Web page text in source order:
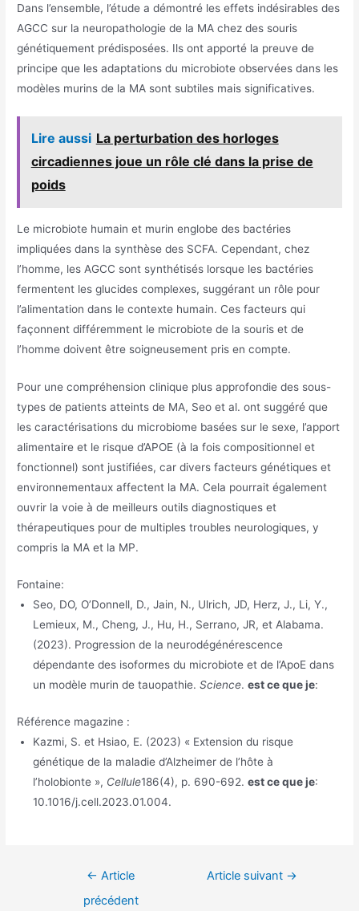
Dans l’ensemble, l’étude a démontré les effets indésirables des
AGCC sur la neuropathologie de la MA chez des souris
génétiquement prédisposées. Ils ont apporté la preuve de
principe que les adaptations du microbiote observées dans les
modèles murins de la MA sont subtiles mais significatives.
Lire aussi La perturbation des horloges
circadiennes joue un rôle clé dans la prise de
poids
Le microbiote humain et murin englobe des bactéries
impliquées dans la synthèse des SCFA. Cependant, chez
l’homme, les AGCC sont synthétisés lorsque les bactéries
fermentent les glucides complexes, suggérant un rôle pour
l’alimentation dans le contexte humain. Ces facteurs qui
façonnent différemment le microbiote de la souris et de
l’homme doivent être soigneusement pris en compte.
Pour une compréhension clinique plus approfondie des sous-
types de patients atteints de MA, Seo et al. ont suggéré que
les caractérisations du microbiome basées sur le sexe, l’apport
alimentaire et le risque d’APOE (à la fois compositionnel et
fonctionnel) sont justifiées, car divers facteurs génétiques et
environnementaux affectent la MA. Cela pourrait également
ouvrir la voie à de meilleurs outils diagnostiques et
thérapeutiques pour de multiples troubles neurologiques, y
compris la MA et la MP.
Fontaine:
Seo, DO, O’Donnell, D., Jain, N., Ulrich, JD, Herz, J., Li, Y.,
Lemieux, M., Cheng, J., Hu, H., Serrano, JR, et Alabama.
(2023). Progression de la neurodégénérescence
dépendante des isoformes du microbiote et de l’ApoE dans
un modèle murin de tauopathie.Science.est ce que je:
Référence magazine :
Kazmi, S. et Hsiao, E. (2023) « Extension du risque
génétique de la maladie d’Alzheimer de l’hôte à
l’holobionte », Cellule186(4), p. 690-692.est ce que je:
10.1016/j.cell.2023.01.004.
Navigation← Article
précédent
Article suivant →